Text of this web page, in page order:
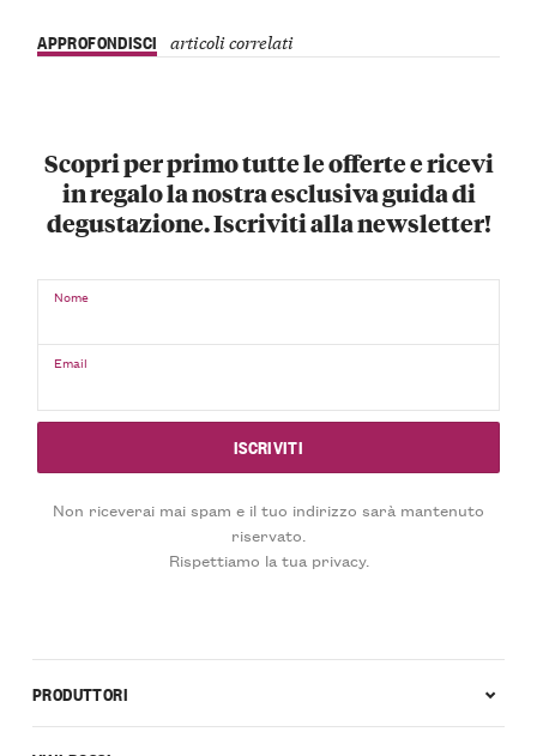
APPROFONDISCI articoli correlati
Scopri per primo tutte le offerte e ricevi
in regalo la nostra esclusiva guida di
degustazione. Iscriviti alla newsletter!
Nome
Email
Non riceverai mai spam e il tuo indirizzo sarà mantenuto
riservato.
Rispettiamo la tua privacy.
PRODUTTORI